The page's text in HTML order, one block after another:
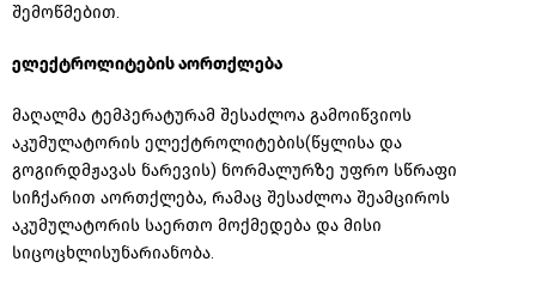
შემოწმებით.
ელექტროლიტებისაორთქლება
მაღალმა ტემპერატურამ შესაძლოა გამოიწვიოს
აკუმულატორის ელექტროლიტების(წყლისა და
გოგირდმჟავას ნარევის) ნორმალურზე უფრო სწრაფი
სიჩქარით აორთქლება, რამაც შესაძლოა შეამციროს
აკუმულატორის საერთო მოქმედება და მისი
სიცოცხლისუნარიანობა.